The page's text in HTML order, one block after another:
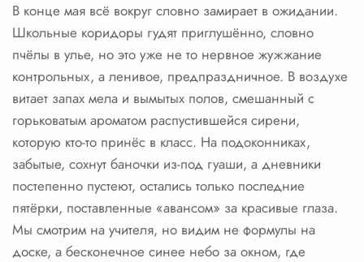
В конце мая всё вокруг словно замирает в ожидании.
Школьные коридоры гудят приглушённо, словно
пчёлы в улье, но это уже не то нервное жужжание
контрольных, а ленивое, предпраздничное. В воздухе
витает запах мела и вымытых полов, смешанный с
горьковатым ароматом распустившейся сирени,
которую кто-то принёс в класс. На подоконниках,
забытые, сохнут баночки из-под гуаши, а дневники
постепенно пустеют, остались только последние
пятёрки, поставленные «авансом» за красивые глаза.
Мы смотрим на учителя, но видим не формулы на
доске, а бесконечное синее небо за окном, где